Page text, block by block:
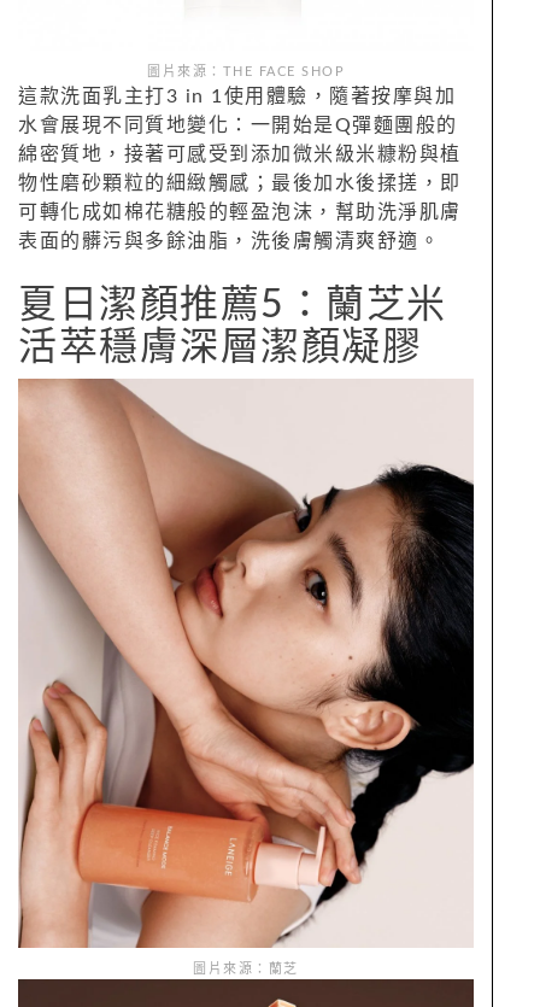
圖片來源：THE FACE SHOP
這款洗面乳主打3 in 1使用體驗，隨著按摩與加
水會展現不同質地變化：一開始是Q彈麵團般的
綿密質地，接著可感受到添加微米級米糠粉與植
物性磨砂顆粒的細緻觸感；最後加水後揉搓，即
可轉化成如棉花糖般的輕盈泡沫，幫助洗淨肌膚
表面的髒污與多餘油脂，洗後膚觸清爽舒適。
夏日潔顏推薦5：蘭芝米
活萃穩膚深層潔顏凝膠
圖片來源：蘭芝